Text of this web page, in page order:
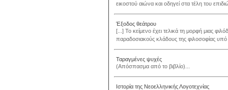
εικοστού αιώνα και οδηγεί στα τέλη του
Έξοδος θεάτρου
[...] Το κείμενο έχει τελικά τη μορφή μιας
παραδοσιακούς κλάδους της φιλοσοφίας υπό
Ταραγμένες ψυχές
(Απόσπασμα από το βιβλίο)...
Ιστορία της Νεοελληνικής Λογοτεχνίας